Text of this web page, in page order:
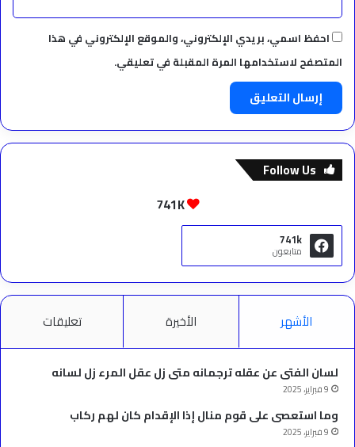
احفظ اسمي، بريدي الإلكتروني، والموقع الإلكتروني في هذا
المتصفح لاستخدامها المرة المقبلة في تعليقي.
Follow Us
741K
741k
متابعون
الأشهر الأخيرة تعليقات
لسان الفتى عن عقله ترجمانه متى زل عقل المرء زل لسانه
9 فبراير، 2025
وما استعصى على قوم منال إذا الإقدام كان لهم ركاب
9 فبراير، 2025